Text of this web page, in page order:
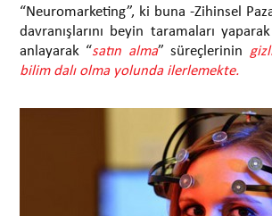
“Neuromarketing”, ki buna -Zihinsel
davranışlarını beyin taramaları
anlayarak “satın alma” süreçlerinin
bilim dalı olma yolunda ilerlemekte.